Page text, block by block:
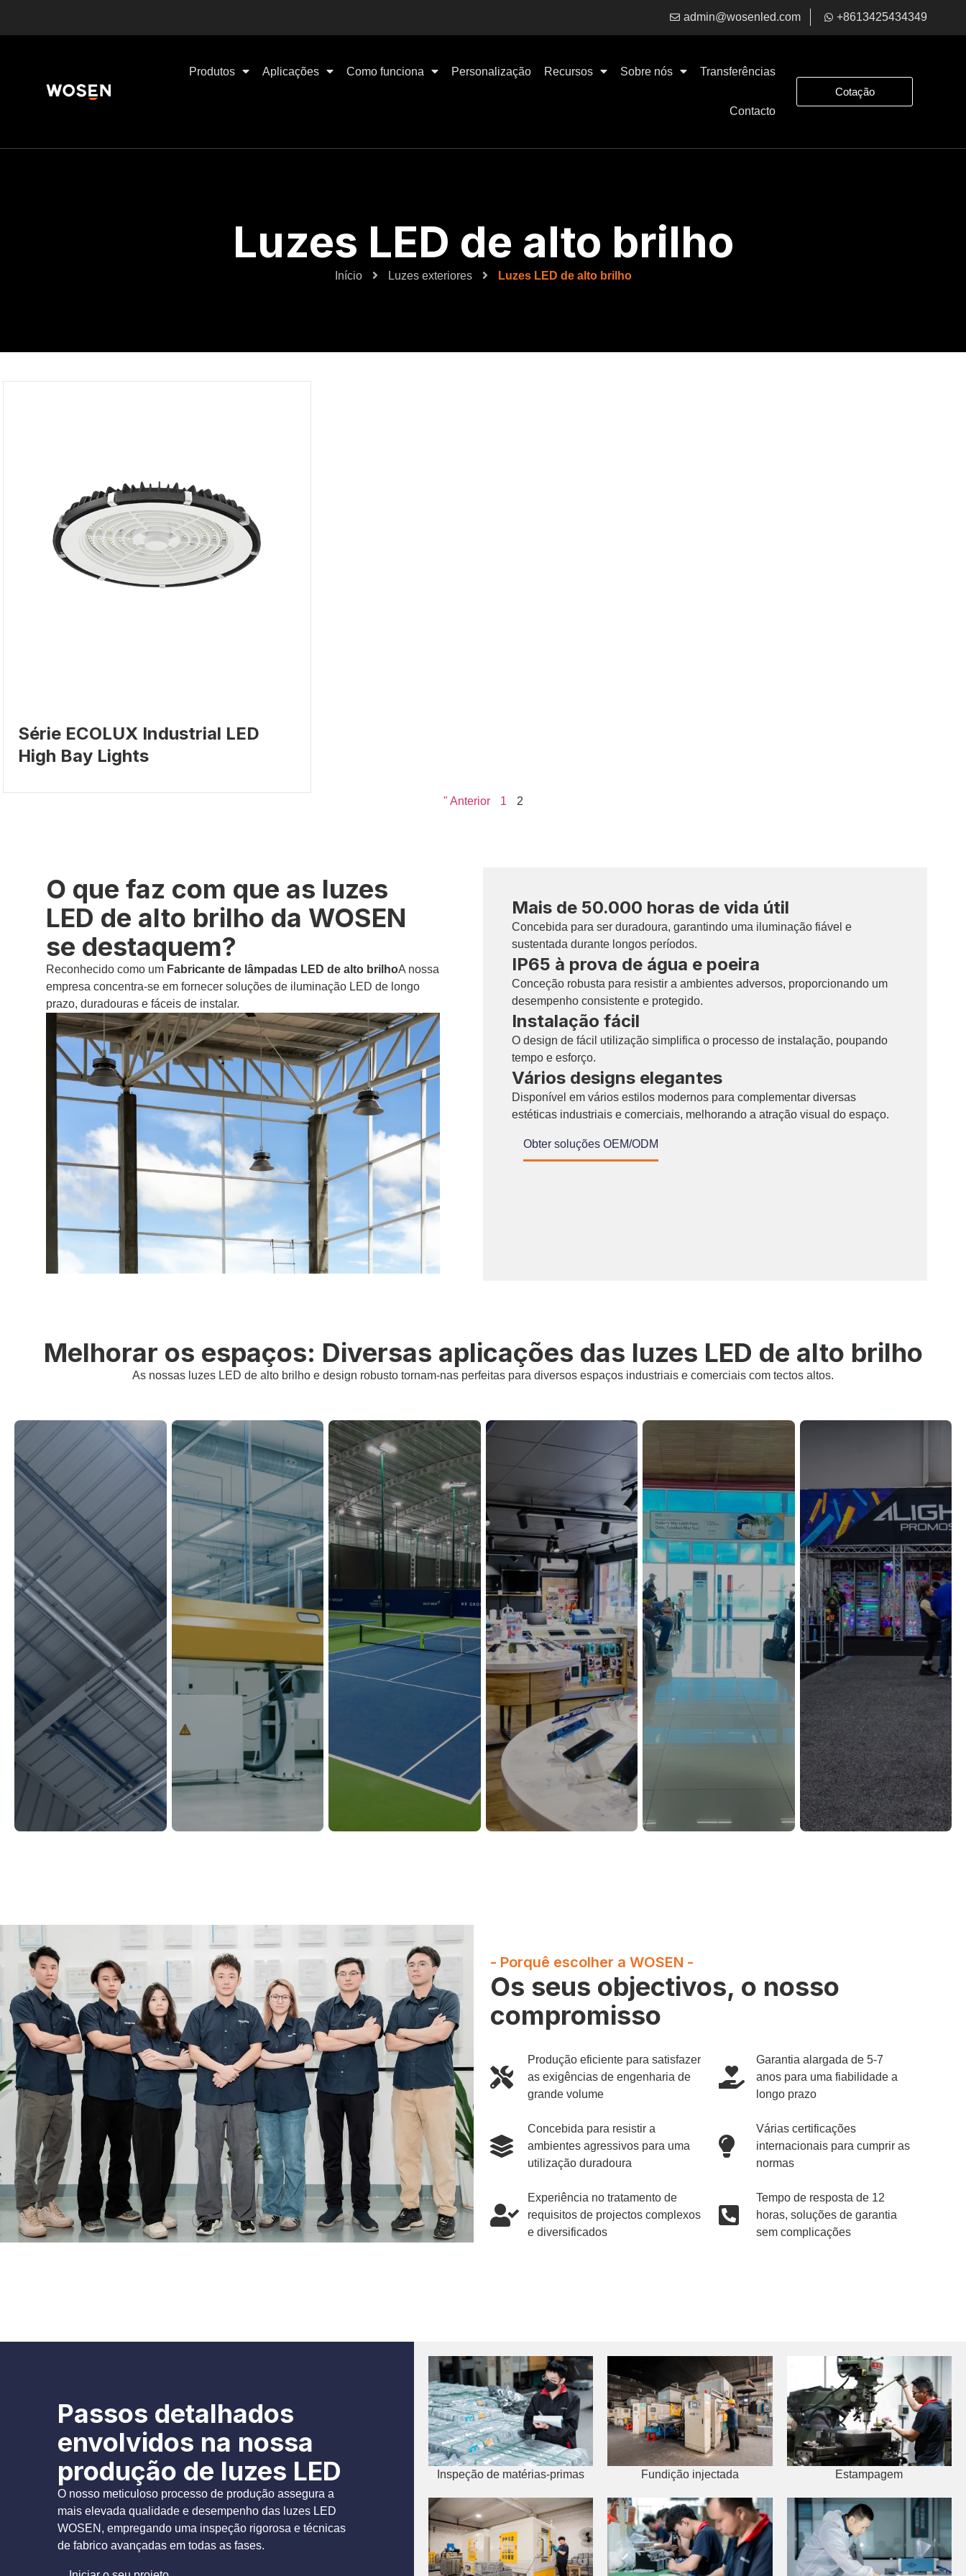
admin@wosenled.com +8613425434349
Produtos Aplicações Como funciona Personalização Recursos Sobre nós Transferências
Contacto
Cotação
Luzes LED de alto brilho
Início Luzes exteriores Luzes LED de alto brilho
Série ECOLUX Industrial LED
High Bay Lights
" Anterior 1 2
O que faz com que as luzes
LED de alto brilho da WOSEN
se destaquem?
Reconhecido como um Fabricante de lâmpadas LED de alto brilhoA nossa
empresa concentra-se em fornecer soluções de iluminação LED de longo
prazo, duradouras e fáceis de instalar.
Mais de 50.000 horas de vida útil
Concebida para ser duradoura, garantindo uma iluminação fiável e
sustentada durante longos períodos.
IP65 à prova de água e poeira
Conceção robusta para resistir a ambientes adversos, proporcionando um
desempenho consistente e protegido.
Instalação fácil
O design de fácil utilização simplifica o processo de instalação, poupando
tempo e esforço.
Vários designs elegantes
Disponível em vários estilos modernos para complementar diversas
estéticas industriais e comerciais, melhorando a atração visual do espaço.
Obter soluções OEM/ODM
Melhorar os espaços: Diversas aplicações das luzes LED de alto brilho
As nossas luzes LED de alto brilho e design robusto tornam-nas perfeitas para diversos espaços industriais e comerciais com tectos altos.
- Porquê escolher a WOSEN -
Os seus objectivos, o nosso
compromisso
Produção eficiente para satisfazer
as exigências de engenharia de
grande volume
Concebida para resistir a
ambientes agressivos para uma
utilização duradoura
Experiência no tratamento de
requisitos de projectos complexos
e diversificados
Garantia alargada de 5-7
anos para uma fiabilidade a
longo prazo
Várias certificações
internacionais para cumprir as
normas
Tempo de resposta de 12
horas, soluções de garantia
sem complicações
Passos detalhados
envolvidos na nossa
produção de luzes LED
O nosso meticuloso processo de produção assegura a
mais elevada qualidade e desempenho das luzes LED
WOSEN, empregando uma inspeção rigorosa e técnicas
de fabrico avançadas em todas as fases.
Inspeção de matérias-primas Fundição injectada Estampagem